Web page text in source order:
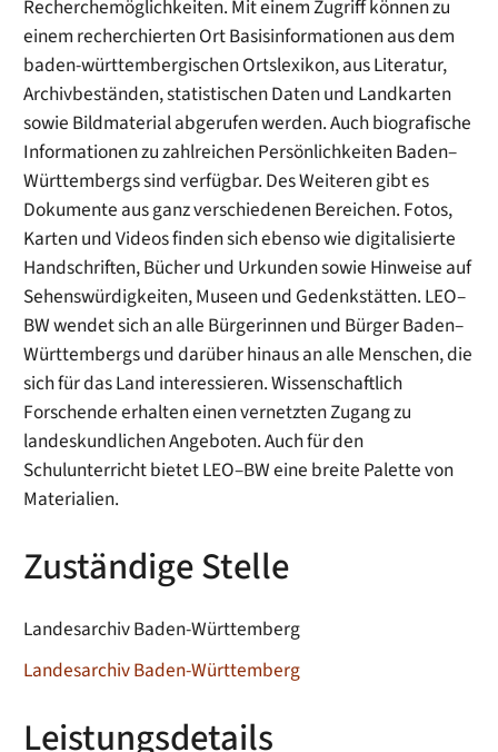
Recherchemöglichkeiten. Mit einem Zugriff können zu
einem recherchierten Ort Basisinformationen aus dem
baden-württembergischen Ortslexikon, aus Literatur,
Archivbeständen, statistischen Daten und Landkarten
sowie Bildmaterial abgerufen werden. Auch biografische
Informationen zu zahlreichen Persönlichkeiten Baden–
Württembergs sind verfügbar. Des Weiteren gibt es
Dokumente aus ganz verschiedenen Bereichen. Fotos,
Karten und Videos finden sich ebenso wie digitalisierte
Handschriften, Bücher und Urkunden sowie Hinweise auf
Sehenswürdigkeiten, Museen und Gedenkstätten. LEO–
BW wendet sich an alle Bürgerinnen und Bürger Baden–
Württembergs und darüber hinaus an alle Menschen, die
sich für das Land interessieren. Wissenschaftlich
Forschende erhalten einen vernetzten Zugang zu
landeskundlichen Angeboten. Auch für den
Schulunterricht bietet LEO–BW eine breite Palette von
Materialien.
Zuständige Stelle
Landesarchiv Baden-Württemberg
Landesarchiv Baden-Württemberg
Leistungsdetails